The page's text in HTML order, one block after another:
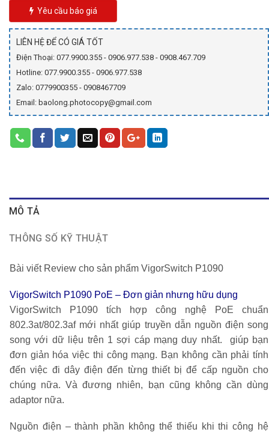
Yêu cầu báo giá
LIÊN HỆ ĐỂ CÓ GIÁ TỐT
Điện Thoại: 077.9900.355 - 0906.977.538 - 0908.467.709
Hotline: 077.9900.355 - 0906.977.538
Zalo: 0779900355 - 0908467709
Email: baolong.photocopy@gmail.com
MÔ TẢ
THÔNG SỐ KỸ THUẬT
Bài viết Review cho sản phẩm VigorSwitch P1090
VigorSwitch P1090 PoE – Đơn giản nhưng hữu dụng
VigorSwitch P1090 tích hợp công nghệ PoE chuẩn
802.3at/802.3af mới nhất giúp truyền dẫn nguồn điện song
song với dữ liệu trên 1 sợi cáp mạng duy nhất. giúp bạn
đơn giản hóa việc thi công mạng. Bạn không cần phải tính
đến việc đi dây điện đến từng thiết bị để cấp nguồn cho
chúng nữa. Và đương nhiên, bạn cũng không cần dùng
adaptor nữa.
Nguồn điện – thành phần không thể thiếu khi thi công hệ